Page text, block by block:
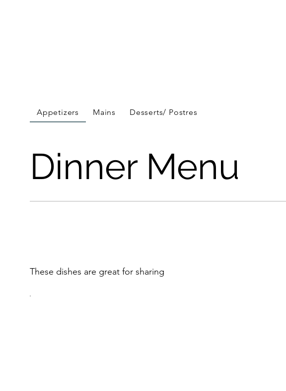
Dinner Menu
These dishes are great for sharing
Appetizers Mains Desserts/ Postres